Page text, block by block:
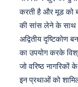
करती है और मूड को
की सांस लेने के साथ
अद्वितीय दृष्टिकोण
का उपयोग करके
जो वरिष्ठ नागरिकों
इन प्रथाओं को